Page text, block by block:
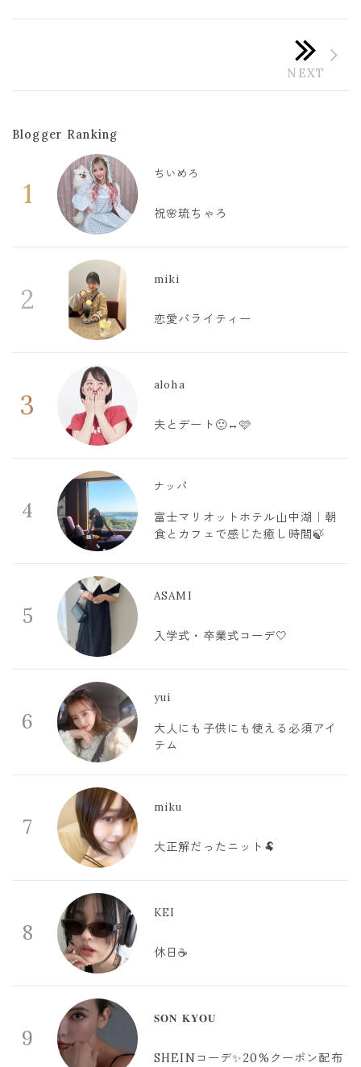
Blogger Ranking
1
ちいめろ
祝🌸琉ちゃろ
2
miki
恋愛バライティー
3
aloha
夫とデート🙂‍↔️🩷
4
ナッパ
富士マリオットホテル山中湖｜朝
食とカフェで感じた癒し時間🍃
5
ASAMI
入学式・卒業式コーデ🤍
6
yui
大人にも子供にも使える必須アイ
テム
7
miku
大正解だったニット🐏
8
KEI
休日☕️
9
𝐒𝐎𝐍 𝐊𝐘𝐎𝐔
SHEINコーデ✨20%クーポン配布